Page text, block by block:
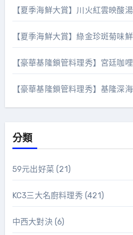
【夏季海鮮大賞】川火紅雲映酸湯
【夏季海鮮大賞】綠金珍斑菊味鮮
【豪華基隆鎖管料理秀】宮廷咖
【豪華基隆鎖管料理秀】基隆深
分類
59元出好菜 (21)
KC3三大名廚料理秀(421)
中西大對決(6)